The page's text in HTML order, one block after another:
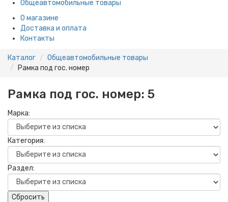
Общеавтомобильные товары
О магазине
Доставка и оплата
Контакты
Каталог
Общеавтомобильные товары
Рамка под гос. номер
Рамка под гос. номер: 5
Марка:
Категория:
Раздел:
Сбросить